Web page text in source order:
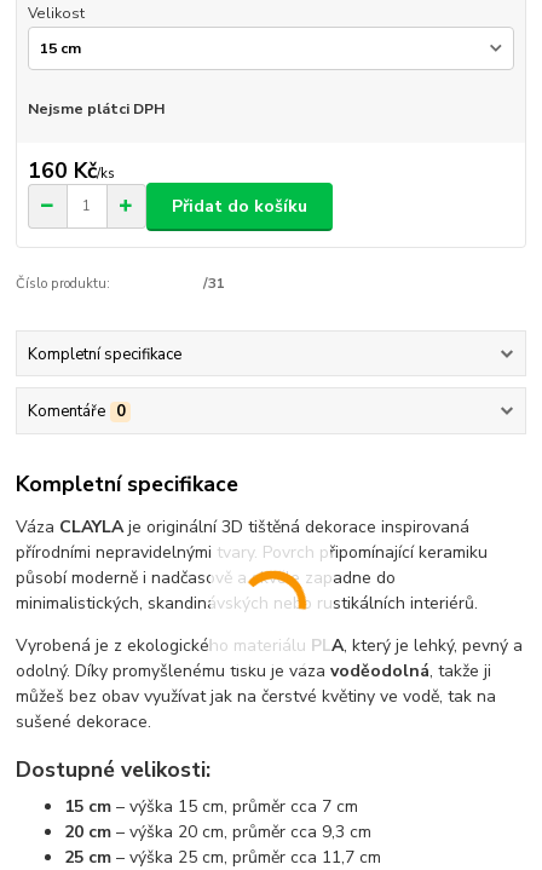
Velikost
Nejsme plátci DPH
160 Kč/ks
Přidat do košíku
Číslo produktu: /31
Kompletní specifikace
Komentáře 0
Kompletní specifikace
Váza CLAYLAje originální 3D tištěná dekorace inspirovaná
přírodními nepravidelnými tvary. Povrch připomínající keramiku
působí moderně i nadčasově a skvěle zapadne do
minimalistických, skandinávských nebo rustikálních interiérů.
Vyrobená je z ekologického materiálu PLA, který je lehký, pevný a
odolný. Díky promyšlenému tisku je vázavoděodolná, takže ji
můžeš bez obav využívat jak na čerstvé květiny ve vodě, tak na
sušené dekorace.
Dostupné velikosti:
15 cm – výška 15 cm, průměr cca 7 cm
20 cm – výška 20 cm, průměr cca 9,3 cm
25 cm – výška 25 cm, průměr cca 11,7 cm